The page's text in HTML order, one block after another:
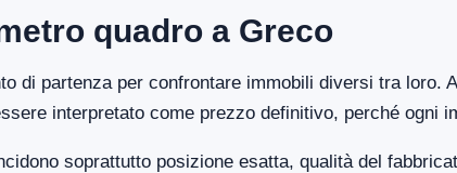
quadro a Greco
di partenza per confrontare immobili diversi tra loro.
interpretato come prezzo definitivo, perché ogni
soprattutto posizione esatta, qualità del